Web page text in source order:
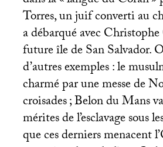
Torres, un juif converti au
a débarqué avec
future île de San Salvador.
d’autres exemples : le
charmé par une messe de
croisades; Belon du Mans
mérites de l’esclavage sous
que ces derniers menacent